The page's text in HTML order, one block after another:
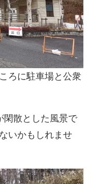
ろに駐車場と公衆
閑散とした風景で
いかもしれませ